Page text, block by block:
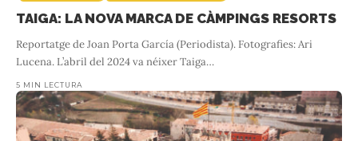
TAIGA: LA NOVA MARCA DE CÀMPINGS RESORTS
Reportatge de Joan Porta García (Periodista). Fotografies: Ari
Lucena. L’abril del 2024 va néixer Taiga…
5 MIN LECTURA